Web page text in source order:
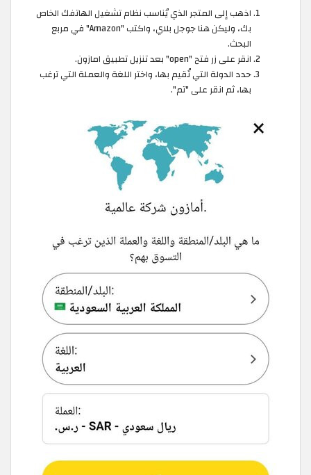
اذهب إلى المتجر الذي يُناسب نظام تشغيل الهاتفك الخاص
بك، وليكن هنا جوجل بلاي، واكتب "Amazon" في مربع
البحث.
انقر على زر فتح "open" بعد تنزيل تطبيق امازون.
حدد الدولة التي تُقيم بها، واختر اللغة والعملة التي ترغب
بها، ثم انقر على "تم".